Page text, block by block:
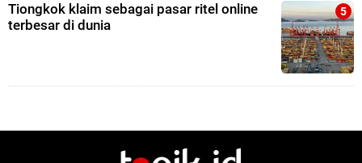
Tiongkok klaim sebagai pasar ritel online
terbesar di dunia